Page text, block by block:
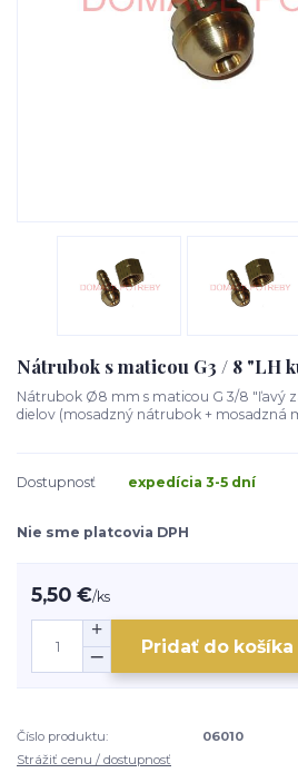
Nátrubok s maticou G3 / 8 "LH
Nátrubok Ø8 mm s maticou G 3/8 "ľavý
dielov (mosadzný nátrubok + mosadzná
Dostupnosť expedícia 3-5 dní
Nie sme platcovia DPH
5,50 €/ks
Pridať do košíka
Číslo produktu:
06010
Strážiť cenu / dostupnosť